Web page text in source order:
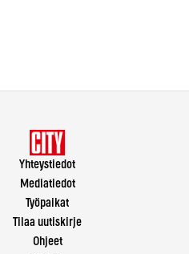
Yhteystiedot
Mediatiedot
Työpaikat
Tilaa uutiskirje
Ohjeet